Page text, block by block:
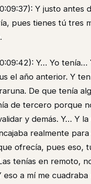
Y justo antes
pues tienes tú tres
Y… Yo tenía…
el año anterior. Y
De que tenía
de tercero porque
y demás. Y… Y la
realmente
ofrecía, pues eso,
tenías en remoto,
a mí me cuadraba